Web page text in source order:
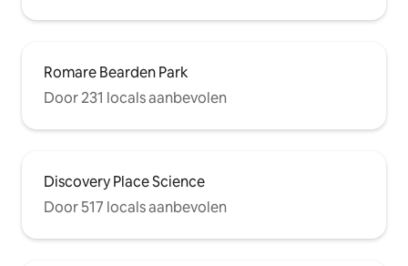
Romare Bearden Park
Door 231 locals aanbevolen
Discovery Place Science
Door 517 locals aanbevolen